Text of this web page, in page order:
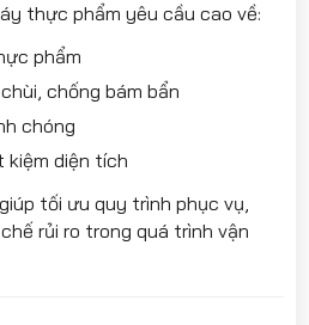
thực phẩm yêu cầu cao về:
phẩm
chống bám bẩn
chóng
kiệm diện tích
tối ưu quy trình phục vụ,
rủi ro trong quá trình vận